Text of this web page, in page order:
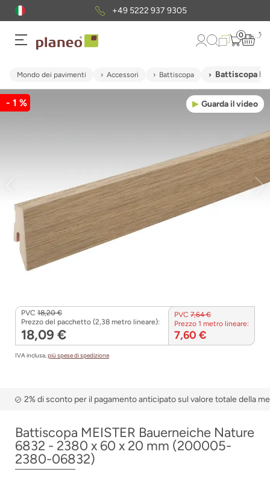
+49 5222 937 9305
0
Mondo dei pavimenti Accessori Battiscopa Battiscopa
Guarda il video
- 1 %
PVC 18,20 €
Prezzo del pacchetto (2,38 metro lineare):
18,09 €
PVC 7,64 €
Prezzo 1 metro lineare:
7,60 €
IVA inclusa,più spese di spedizione
2% di sconto per il pagamento anticipato sul valore totale della
Battiscopa MEISTER Bauerneiche Nature
6832 - 2380 x 60 x 20 mm (200005-
2380-06832)